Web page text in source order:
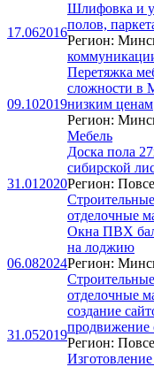
17.062016
Шлифовка и
полов,
Регион:
09.102019
Перетяжка
сложности в
низким ценам
Регион:
Мебель
31.01 2020
Доска пола
сибирской
Регион:
отделочные
06.082024
Окна ПВХ
на лоджию
Регион:
отделочные
31.052019
создание
продвижение
Регион:
Изготовление